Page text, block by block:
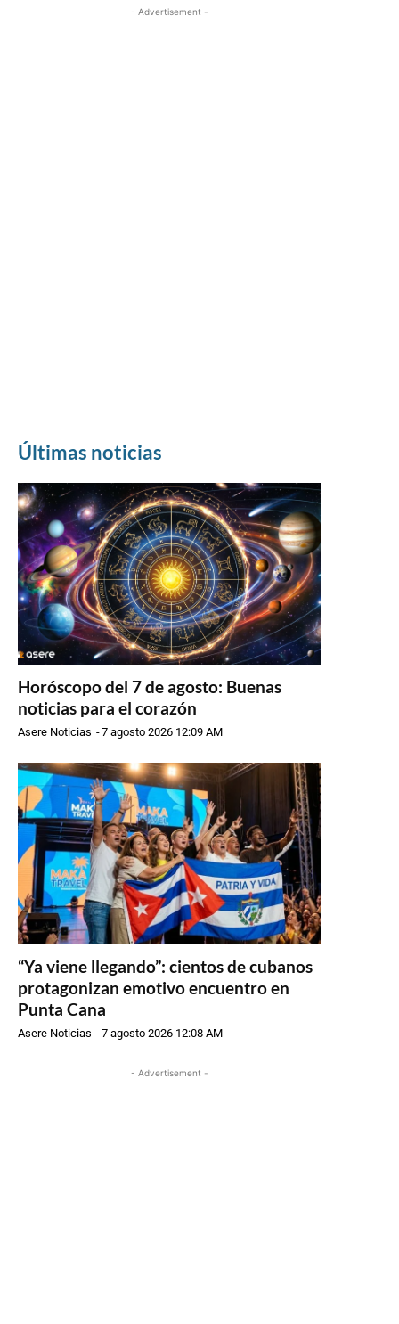
- Advertisement -
Últimas noticias
Horóscopo del 7 de agosto: Buenas
noticias para el corazón
Asere Noticias -7 agosto 2026 12:09 AM
“Ya viene llegando”: cientos de cubanos
protagonizan emotivo encuentro en
Punta Cana
Asere Noticias -7 agosto 2026 12:08 AM
- Advertisement -